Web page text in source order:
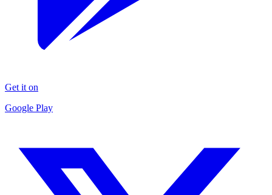
Get it on
Google Play